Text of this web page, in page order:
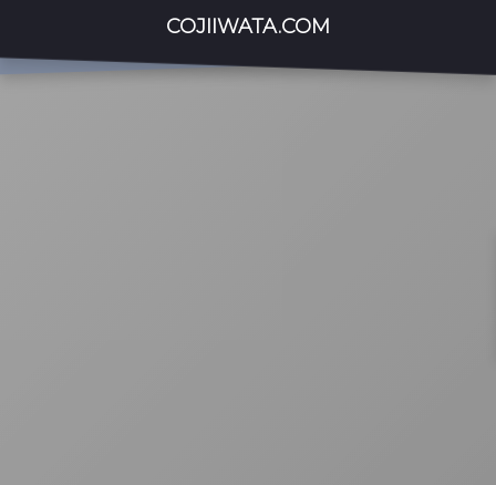
COJIIWATA.COM